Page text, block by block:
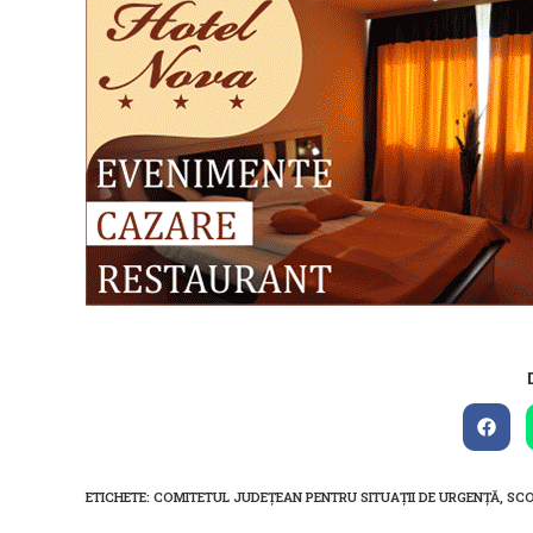
Opens
in
ETICHETE: COMITETUL JUDEȚEAN PENTRU SITUAȚII DE URGENȚĂ